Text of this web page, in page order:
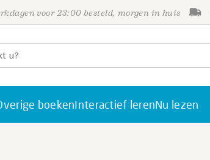
voor 23:00 besteld, morgen in huis
boekenInteractief lerenNu lezen